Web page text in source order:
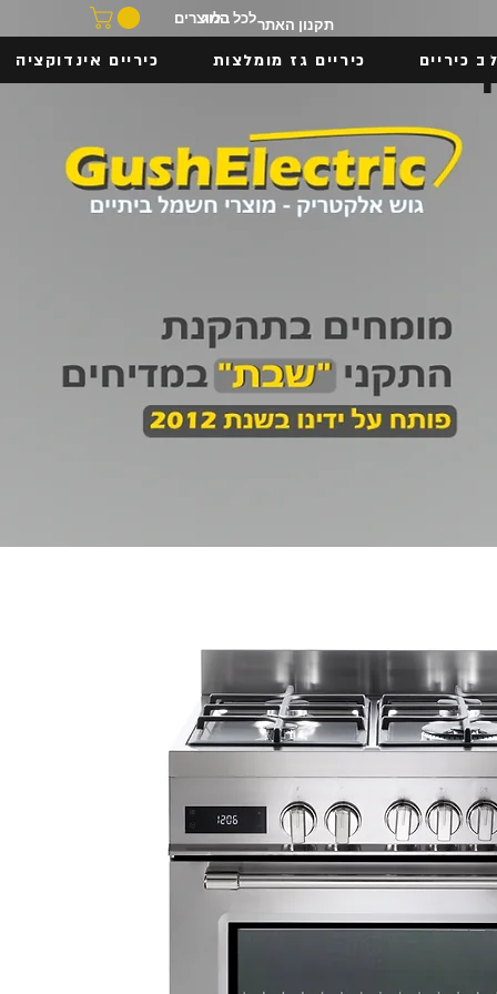
בלוג
לכל המוצרים
כיריים כיריים גז מומלצות כיריים אינדוקציה
תקנון האתר